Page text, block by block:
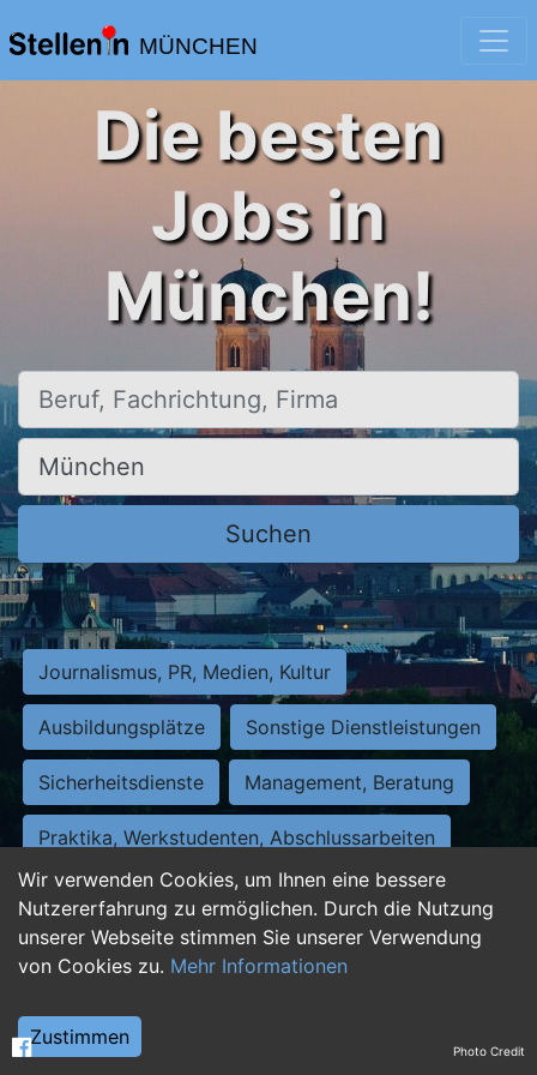
MÜNCHEN
Wir verwenden Cookies, um Ihnen eine bessere
Nutzererfahrung zu ermöglichen. Durch die Nutzung
unserer Webseite stimmen Sie unserer Verwendung
von Cookies zu. Mehr Informationen
Zustimmen
Die besten
Jobs in
München!
Beruf, Fachrichtung, Firma
Ort, Stadt
Suchen
Journalismus, PR, Medien, Kultur
Ausbildungsplätze Sonstige Dienstleistungen
Sicherheitsdienste Management, Beratung
Praktika, Werkstudenten, Abschlussarbeiten
Personalwesen Assistenz, Sekretariat
Hilfskräfte, Aushilfs- und Nebenjobs
Weiterbildung, Studium, duale Ausbildung Photo Credit